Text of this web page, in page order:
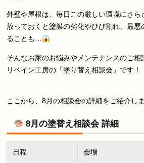
外壁や屋根は、毎日この厳しい環境にさら
放っておくと塗膜の劣化やひび割れ、最
ることも…
そんなお家のお悩みやメンテナンスのご
リペイン工房の「塗り替え相談会」です！
ここから、8月の相談会の詳細をご紹介し
8月の塗替え相談会 詳細
日程 会場